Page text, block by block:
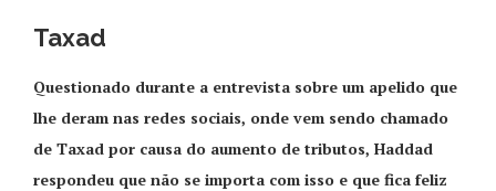
Taxad
Questionado durante a entrevista sobre um apelido que
lhe deram nas redes sociais, onde vem sendo chamado
de Taxad por causa do aumento de tributos, Haddad
respondeu que não se importa com isso e que fica feliz